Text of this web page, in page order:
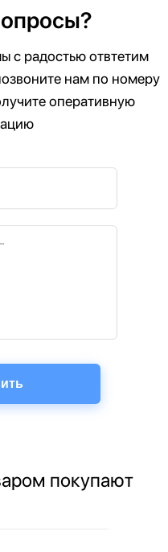
с радостью отвтетим
нам по номеру
оперативную
покупают